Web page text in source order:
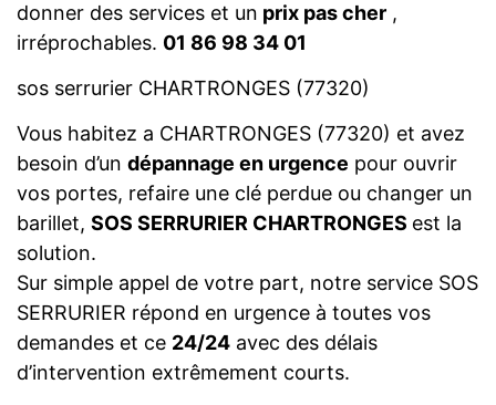
donner des services et un prix pas cher ,
irréprochables. 01 86 98 34 01
sos serrurier CHARTRONGES (77320)
Vous habitez a CHARTRONGES (77320) et avez
besoin d’un dépannage en urgence pour ouvrir
vos portes, refaire une clé perdue ou changer un
barillet, SOS SERRURIER CHARTRONGES est la
solution.
Sur simple appel de votre part, notre service SOS
SERRURIER répond en urgence à toutes vos
demandes et ce 24/24 avec des délais
d’intervention extrêmement courts.